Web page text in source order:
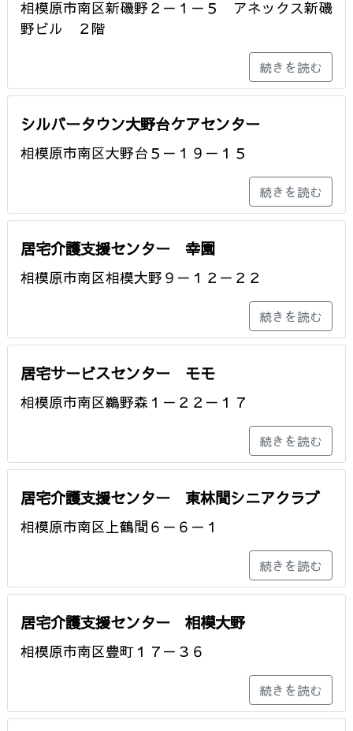
相模原市南区新磯野２－１－５ アネックス新磯
野ビル ２階
続きを読む
シルバータウン大野台ケアセンター
相模原市南区大野台５－１９－１５
続きを読む
居宅介護支援センター 幸園
相模原市南区相模大野９－１２－２２
続きを読む
居宅サービスセンター モモ
相模原市南区鵜野森１－２２－１７
続きを読む
居宅介護支援センター 東林間シニアクラブ
相模原市南区上鶴間６－６－１
続きを読む
居宅介護支援センター 相模大野
相模原市南区豊町１７－３６
続きを読む